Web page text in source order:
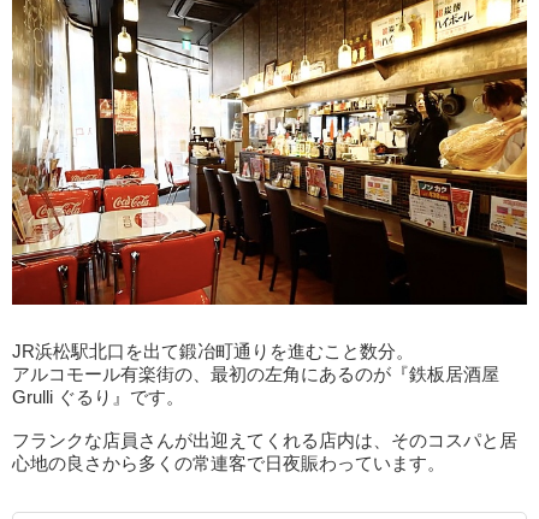
JR浜松駅北口を出て鍛冶町通りを進むこと数分。
アルコモール有楽街の、最初の左角にあるのが『鉄板居酒屋
Grulli ぐるり』です。
フランクな店員さんが出迎えてくれる店内は、そのコスパと居
心地の良さから多くの常連客で日夜賑わっています。